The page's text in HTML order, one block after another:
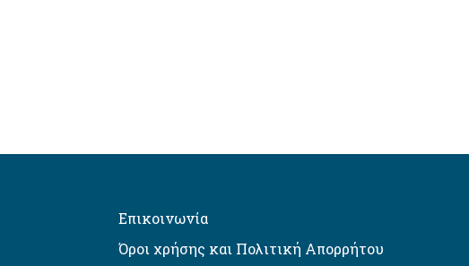
Επικοινωνία
Όροι χρήσης και Πολιτική Απορρήτου